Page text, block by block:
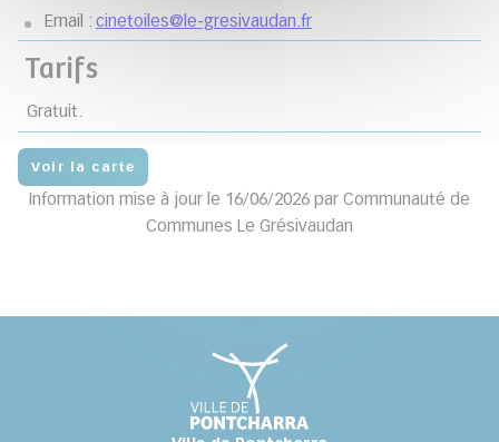
Email : cinetoiles@le-gresivaudan.fr
Tarifs
Gratuit.
Voir la carte
Information mise à jour le 16/06/2026 par Communauté de
Communes Le Grésivaudan